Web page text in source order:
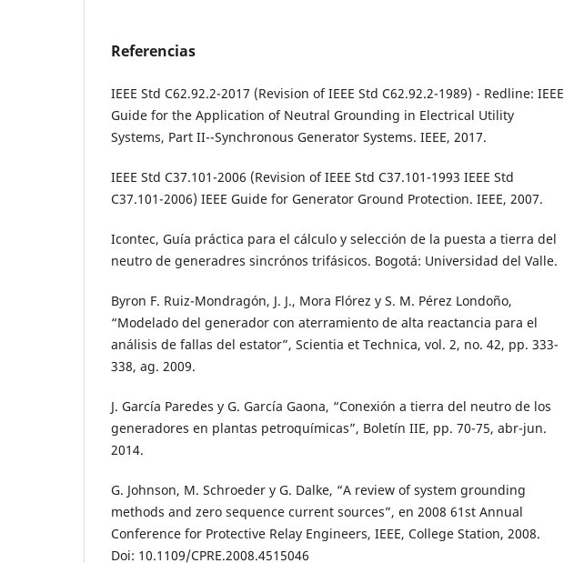
Referencias
IEEE Std C62.92.2-2017 (Revision of IEEE Std C62.92.2-1989) - Redline: IEEE
Guide for the Application of Neutral Grounding in Electrical Utility
Systems, Part II--Synchronous Generator Systems. IEEE, 2017.
IEEE Std C37.101-2006 (Revision of IEEE Std C37.101-1993 IEEE Std
C37.101-2006) IEEE Guide for Generator Ground Protection. IEEE, 2007.
Icontec, Guía práctica para el cálculo y selección de la puesta a tierra del
neutro de generadres sincrónos trifásicos. Bogotá: Universidad del Valle.
Byron F. Ruiz-Mondragón, J. J., Mora Flórez y S. M. Pérez Londoño,
“Modelado del generador con aterramiento de alta reactancia para el
análisis de fallas del estator”, Scientia et Technica, vol. 2, no. 42, pp. 333-
338, ag. 2009.
J. García Paredes y G. García Gaona, “Conexión a tierra del neutro de los
generadores en plantas petroquímicas”, Boletín IIE, pp. 70-75, abr-jun.
2014.
G. Johnson, M. Schroeder y G. Dalke, “A review of system grounding
methods and zero sequence current sources”, en 2008 61st Annual
Conference for Protective Relay Engineers, IEEE, College Station, 2008.
Doi: 10.1109/CPRE.2008.4515046